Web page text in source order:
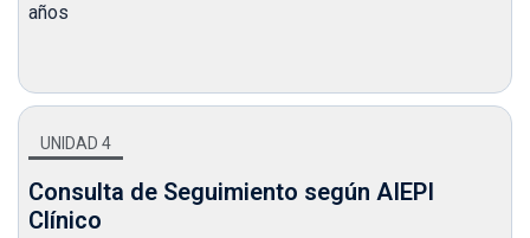
años
UNIDAD 4
Consulta de Seguimiento según AIEPI
Clínico